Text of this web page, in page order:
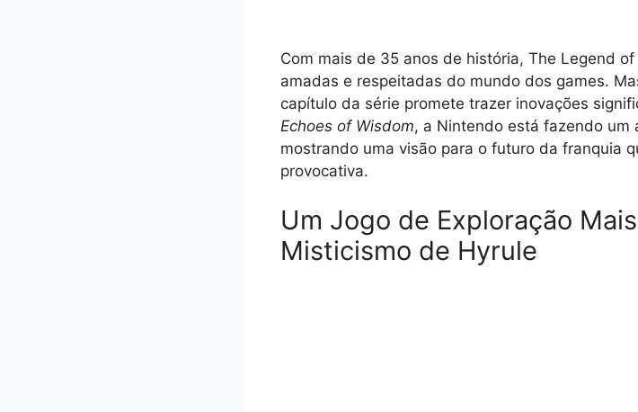
Com mais de 35 anos de história, The Legend
amadas e respeitadas do mundo dos games.
capítulo da série promete trazer inovações
Echoes of Wisdom, a Nintendo está fazendo um
mostrando uma visão para o futuro da franquia
provocativa.
Um Jogo de Exploração
Misticismo de Hyrule